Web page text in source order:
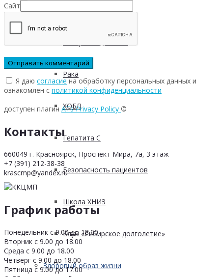
Инфаркта
Рака
ХОБЛ
Гепатита С
Безопасность пациентов
Школа ХНИЗ
Клуб «Сибирское долголетие»
Здоровый образ жизни
Сайт
Я даю согласиена обработку персональных данных и
ознакомлен с политикой конфиденциальности
доступен плагин ATs Privacy Policy ©
Контакты
660049 г. Красноярск, Проспект Мира, 7а, 3 этаж
+7 (391) 212-38-38
krascmp@yandex.ru
График работы
Понедельник с 9.00 до 18.00
Вторник с 9.00 до 18.00
Среда с 9.00 до 18.00
Четверг с 9.00 до 18.00
Пятница с 9.00 до 17.00